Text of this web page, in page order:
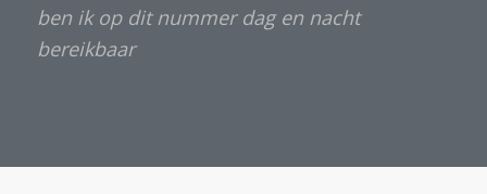
ben ik op dit nummer dag en nacht
bereikbaar